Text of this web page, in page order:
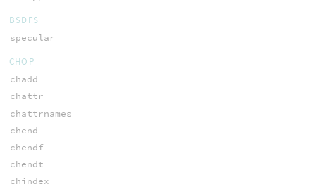
BSDFS
specular
CHOP
chadd
chattr
chattrnames
chend
chendf
chendt
chindex